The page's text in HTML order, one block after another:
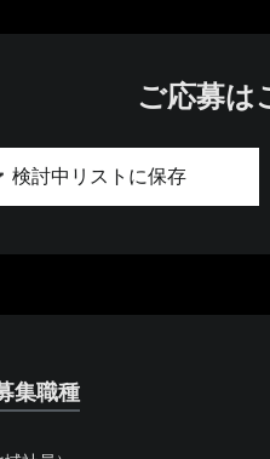
ご応募は
検討中リストに保存
集職種